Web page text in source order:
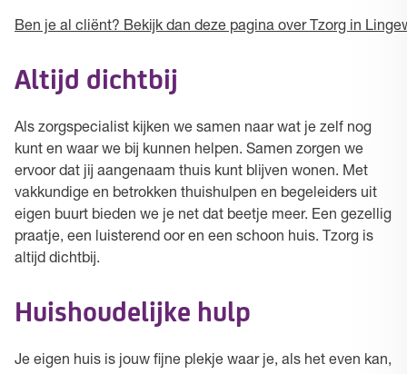
Ben je al cliënt? Bekijk dan deze pagina over Tzorg in
Altijd dichtbij
Als zorgspecialist kijken we samen naar wat je zelf nog
kunt en waar we bij kunnen helpen. Samen zorgen we
ervoor dat jij aangenaam thuis kunt blijven wonen. Met
vakkundige en betrokken thuishulpen en begeleiders uit
eigen buurt bieden we je net dat beetje meer. Een gezellig
praatje, een luisterend oor en een schoon huis. Tzorg is
altijd dichtbij.
Huishoudelijke hulp
Je eigen huis is jouw fijne plekje waar je, als het even kan,